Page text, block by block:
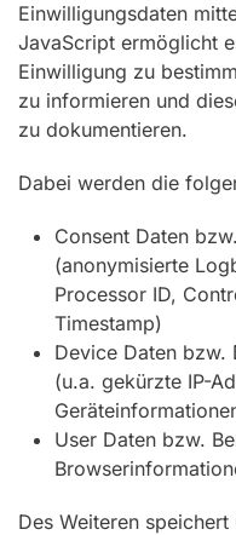
Einwilligungsdaten
JavaScript ermöglicht
Einwilligung zu
zu informieren und
zu dokumentieren.
Dabei werden die
Consent Daten
(anonymisierte
Processor ID,
Timestamp)
Device Daten bzw.
(u.a. gekürzte IP-
User Daten bzw.
Des Weiteren